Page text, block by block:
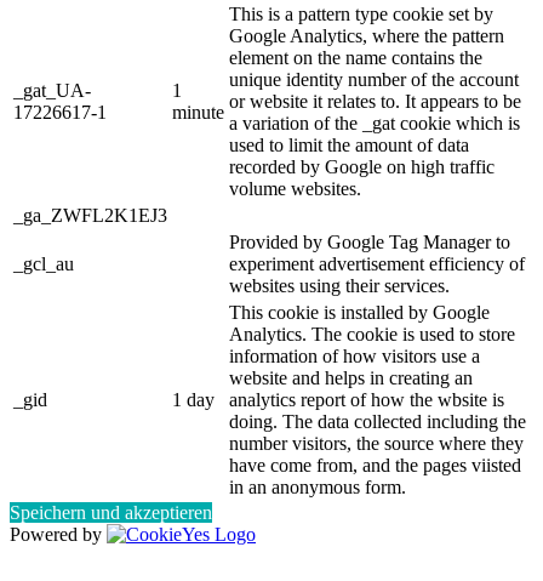
_gat_UA-
17226617-1
1
minute
This is a pattern type cookie set by
Google Analytics, where the pattern
element on the name contains the
unique identity number of the account
or website it relates to. It appears to be
a variation of the _gat cookie which is
used to limit the amount of data
recorded by Google on high traffic
volume websites.
_ga_ZWFL2K1EJ3
_gcl_au
Provided by Google Tag Manager to
experiment advertisement efficiency of
websites using their services.
_gid 1 day
This cookie is installed by Google
Analytics. The cookie is used to store
information of how visitors use a
website and helps in creating an
analytics report of how the wbsite is
doing. The data collected including the
number visitors, the source where they
have come from, and the pages viisted
in an anonymous form.
Speichern und akzeptieren
Powered by